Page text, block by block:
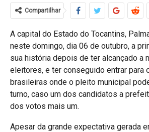
Compartilhar
A capital do Estado do Tocantins,
neste domingo, dia 06 de outubro, a
sua história depois de ter alcançado a
eleitores, e ter conseguido entrar para
brasileiras onde o pleito municipal
turno, caso um dos candidatos a
dos votos mais um.
Apesar da grande expectativa gerada